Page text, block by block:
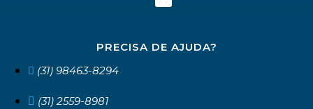
PRECISA DE AJUDA?
(31) 98463-8294
(31) 2559-8981